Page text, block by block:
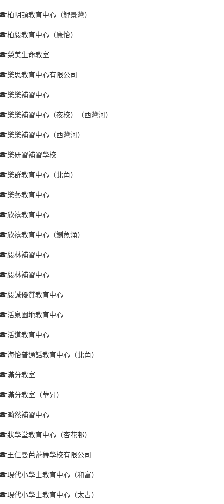
柏明頓教育中心（鯉景灣）
柏毅教育中心（康怡）
榮美生命教室
樂思教育中心有限公司
樂樂補習中心
樂樂補習中心（夜校）（西灣河）
樂樂補習中心（西灣河）
樂研習補習學校
樂群教育中心（北角）
樂藝教育中心
欣禧教育中心
欣禧教育中心（鰂魚涌）
毅林補習中心
毅林補習中心
毅誠優質教育中心
活泉園地教育中心
活道教育中心
海怡普通話教育中心（北角）
滿分教室
滿分教室（華昇）
瀚然補習中心
狀學堂教育中心（杏花邨）
王仁曼芭蕾舞學校有限公司
現代小學士教育中心（和富）
現代小學士教育中心（太古）